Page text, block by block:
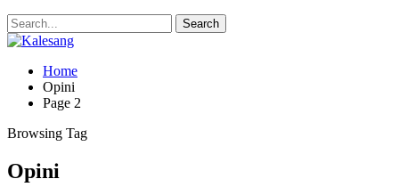
Home
Opini
Page 2
Browsing Tag
Opini